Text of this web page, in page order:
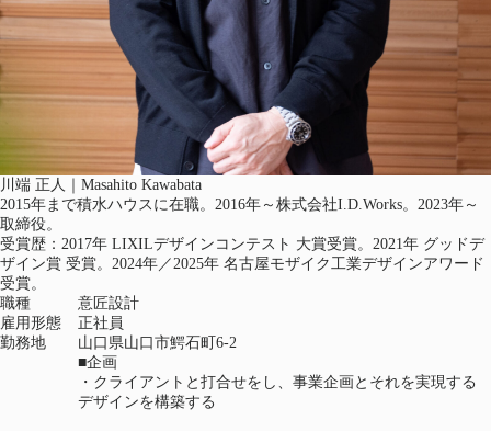
川端 正人｜Masahito Kawabata
2015年まで積水ハウスに在職。2016年～株式会社I.D.Works。2023年～
取締役。
受賞歴：2017年 LIXILデザインコンテスト 大賞受賞。2021年 グッドデ
ザイン賞 受賞。2024年／2025年 名古屋モザイク工業デザインアワード
受賞。
職種
意匠設計
雇用形態
正社員
勤務地
山口県山口市鰐石町6-2
■企画
・クライアントと打合せをし、事業企画とそれを実現する
デザインを構築する